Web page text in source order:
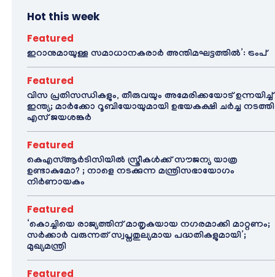
Hot this week
Featured
ഇറാനുമായുള്ള സമാധാനകരാർ അന്തിമഘട്ടത്തിൽ‌’: ട്രംപ്
Featured
വിസ പ്രതിസന്ധികളും, തീരുവയും അമേരിക്കയോട് ഉന്നയിച്ച്
ഇന്ത്യ; മാർക്കോ റൂബിയോയുമായി ഉഭയകക്ഷി ചർച്ച നടത്തി
എസ് ജയശങ്കർ
Featured
കെഎസ്ആർടിസിയിൽ സ്ത്രീകൾക്ക് സൗജന്യ യാത്ര
ഉണ്ടാകുമോ? ; നാളെ നടക്കുന്ന മന്ത്രിസഭായോഗം
നിർണായകം
Featured
‘കൊച്ചിയെ രാജ്യത്തിന് മാതൃകയായ നഗരമാക്കി മാറ്റണം;
സർക്കാർ വരുന്നത് സ്വപ്നതുല്യമായ പദ്ധതികളുമായി’;
മുഖ്യമന്ത്രി
Featured